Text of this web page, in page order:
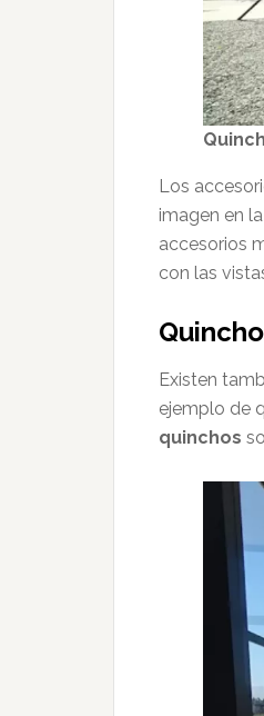
Los
imagen en
accesorios
con las
Existen
ejemplo de
quinchos